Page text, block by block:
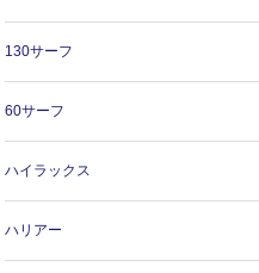
130サーフ
60サーフ
ハイラックス
ハリアー